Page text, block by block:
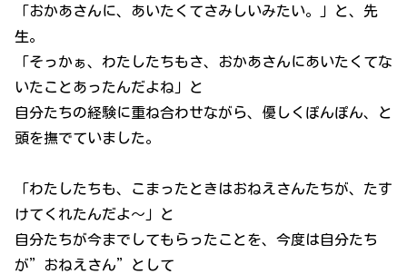
「おかあさんに、あいたくてさみしいみたい。」と、先
生。
「そっかぁ、わたしたちもさ、おかあさんにあいたくてな
いたことあったんだよね」と
自分たちの経験に重ね合わせながら、優しくぽんぽん、と
頭を撫でていました。
「わたしたちも、こまったときはおねえさんたちが、たす
けてくれたんだよ～」と
自分たちが今までしてもらったことを、今度は自分たち
が”おねえさん”として